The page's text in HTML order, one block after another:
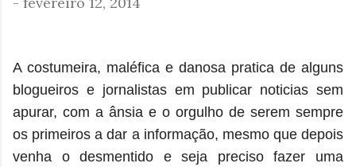
A costumeira, maléfica e danosa pratica de alguns
blogueiros e jornalistas em publicar noticias sem
apurar, com a ânsia e o orgulho de serem sempre
os primeiros a dar a informação, mesmo que depois
venha o desmentido e seja preciso fazer uma